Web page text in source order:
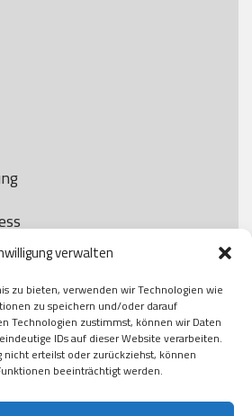
verwalten
zu bieten, verwenden wir Technologien wie
zu speichern und/oder darauf
Technologien zustimmst, können wir Daten
IDs auf dieser Website verarbeiten.
erteilst oder zurückziehst, können
beeinträchtigt werden.